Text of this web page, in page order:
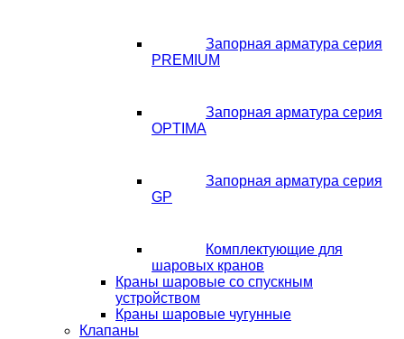
Запорная арматура серия
PREMIUM
Запорная арматура серия
OPTIMA
Запорная арматура серия
GP
Комплектующие для
шаровых кранов
Краны шаровые со спускным
устройством
Краны шаровые чугунные
Клапаны